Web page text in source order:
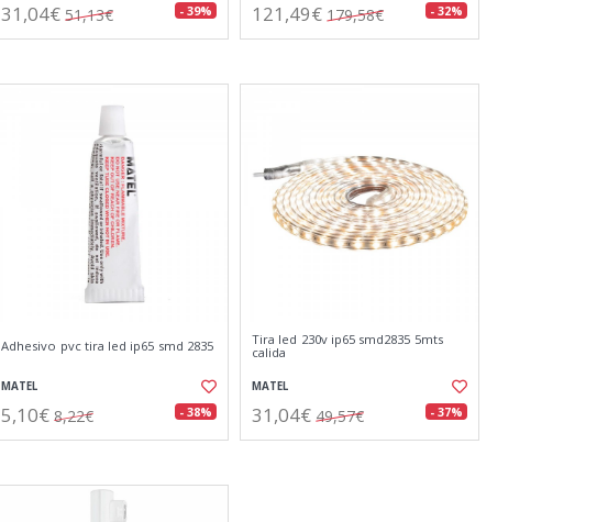
31,04€ 51,13€ - 39% 121,49€ 179,58€ - 32%
Adhesivo pvc tira led ip65 smd 2835
MATEL
5,10€ 8,22€ - 38%
Tira led 230v ip65 smd2835 5mts
calida
MATEL
31,04€ 49,57€ - 37%